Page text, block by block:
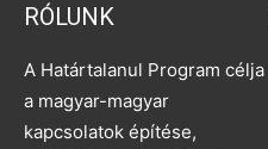
RÓLUNK
A Határtalanul Program célja
a magyar-magyar
kapcsolatok építése,